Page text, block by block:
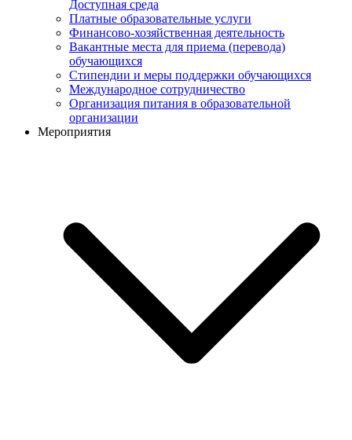
Доступная среда
Платные образовательные услуги
Финансово-хозяйственная деятельность
Вакантные места для приема (перевода)
обучающихся
Стипендии и меры поддержки обучающихся
Международное сотрудничество
Организация питания в образовательной
организации
Мероприятия